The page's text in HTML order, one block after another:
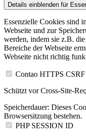
Details einblenden für
Essenzielle Cookies sind
Webseite und zur
werden, indem sie z.B.
Bereiche der Webseite
Webseite nicht richtig
Contao HTTPS CSRF
Schützt vor Cross-Site-
Speicherdauer: Dieses
Browsersitzung bestehen.
PHP SESSION ID